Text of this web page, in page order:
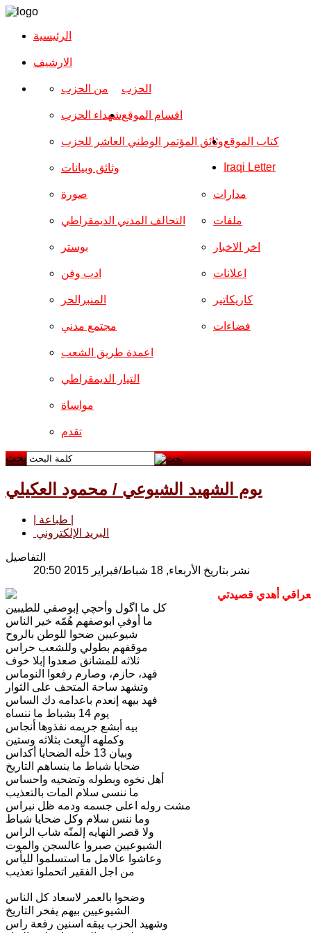
الرئيسية
الارشیف
الحزب من الحزب
شهداء الحزب
وثائق المؤتمر الوطني العاشر للحزب
وثائق وبيانات
اقسام الموقع
صورة
التحالف المدني الديمقراطي
بوستر
ادب وفن
المنبرالحر
مجتمع مدني
مدارات
ملفات
اخر الاخبار
اعلانات
كاريكاتير
فضاءات
اعمدة طريق الشعب
التيار الديمقراطي
مواساة
تقدم
كتاب الموقع
Iraqi Letter
بحث
يوم الشهيد الشيوعي / محمود العكيلي
البريد الإلكتروني
التفاصيل
نشر بتاريخ الأربعاء, 18 شباط/فبراير 2015 20:50
كل ما اگول وأحچي إبوصفي للطيبين
ما أوفي ابوصفهم هُمّه خير الناس
شيوعيين ضحوا للوطن بالروح
موقفهم بطولي وللشعب حراس
ثلاثه للمشانق صعدوا إبلا خوف
فهد، حازم، وصارم رفعوا النوماس
وتشهد ساحة المتحف على الثوار
فهد بيهه إنعدم باعدامه دك الساس
يوم 14 بشباط ما ننساه
بيه أبشع جريمه نفذوها أنجاس
وكملهه البعث بثلاثه وستين
وبيان 13 خلّه الضحايا أكداس
ضحايا شباط ما ينساهم التاريخ
أهل نخوه وبطوله وتضحيه واحساس
ما ننسى سلام المات بالتعذيب
مشت روله اعلى جسمه ودمه ظل نبراس
وما ننس سلام وكل ضحايا شباط
ولا قصر النهايه إلمنّه شاب الراس
الشيوعيين صبروا عالسجن والموت
وعاشوا عالامل ما استسلموا لليأس
من اجل الفقير اتحملوا تعذيب
وضحوا بالعمر لاسعاد كل الناس
الشيوعيين بيهم يفخر التاريخ
وشهيد الحزب يبقه اسنين رفعة راس